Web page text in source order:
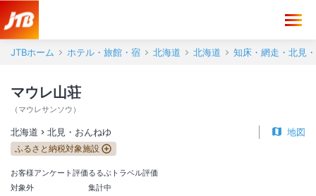
JTBホーム ホテル・旅館・宿 北海道 北海道 知床・網走・北見
マウレ山荘
（ マウレサンソウ ）
北海道 北見・おんねゆ 地図
ふるさと納税対象施設
お客様アンケート評価
対象外
るるぶトラベル評価
集計中